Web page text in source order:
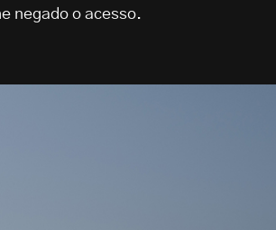
negado o acesso.